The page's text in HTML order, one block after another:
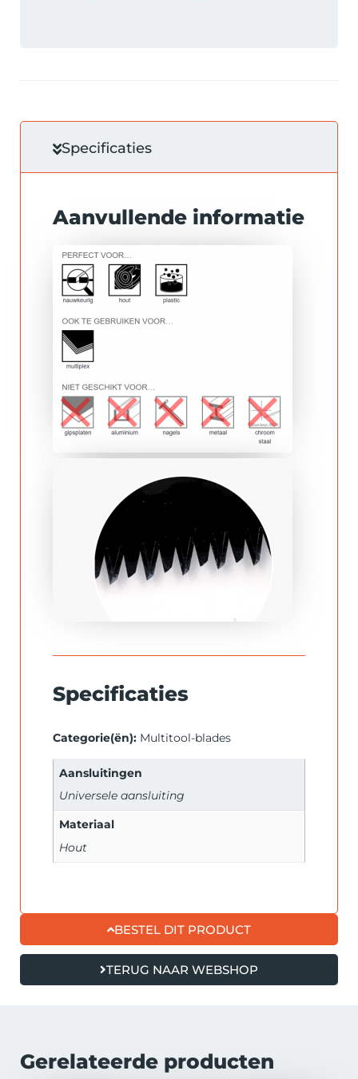
Specificaties
Aanvullende informatie
Specificaties
Categorie(ën): Multitool-blades
Aansluitingen
Universele aansluiting
Materiaal
Hout
BESTEL DIT PRODUCT
TERUG NAAR WEBSHOP
Gerelateerde producten